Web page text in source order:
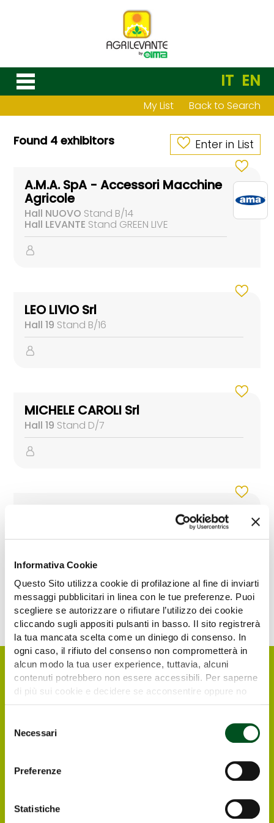
Informativa Cookie
Questo Sito utilizza cookie di profilazione al fine di inviarti
messaggi pubblicitari in linea con le tue preferenze. Puoi
scegliere se autorizzare o rifiutare l’utilizzo dei cookie
cliccando sugli appositi pulsanti in basso. Il sito registrerà
la tua mancata scelta come un diniego di consenso. In
ogni caso, il rifiuto del consenso non comprometterà in
alcun modo la tua user experience, tuttavia, alcuni
contenuti potrebbero non essere accessibili. Per saperne
di più sui cookie e decidere se acconsentire oppure no
delNecessari
Preferenze
Statistiche
IT EN
My List Back to Search
Found 4 exhibitors Enter in List
A.M.A. SpA - Accessori Macchine
Agricole
Hall NUOVO Stand B/14
Hall LEVANTE Stand GREEN LIVE
LEO LIVIO Srl
Hall 19 Stand B/16
MICHELE CAROLI Srl
Hall 19 Stand D/7
ticket